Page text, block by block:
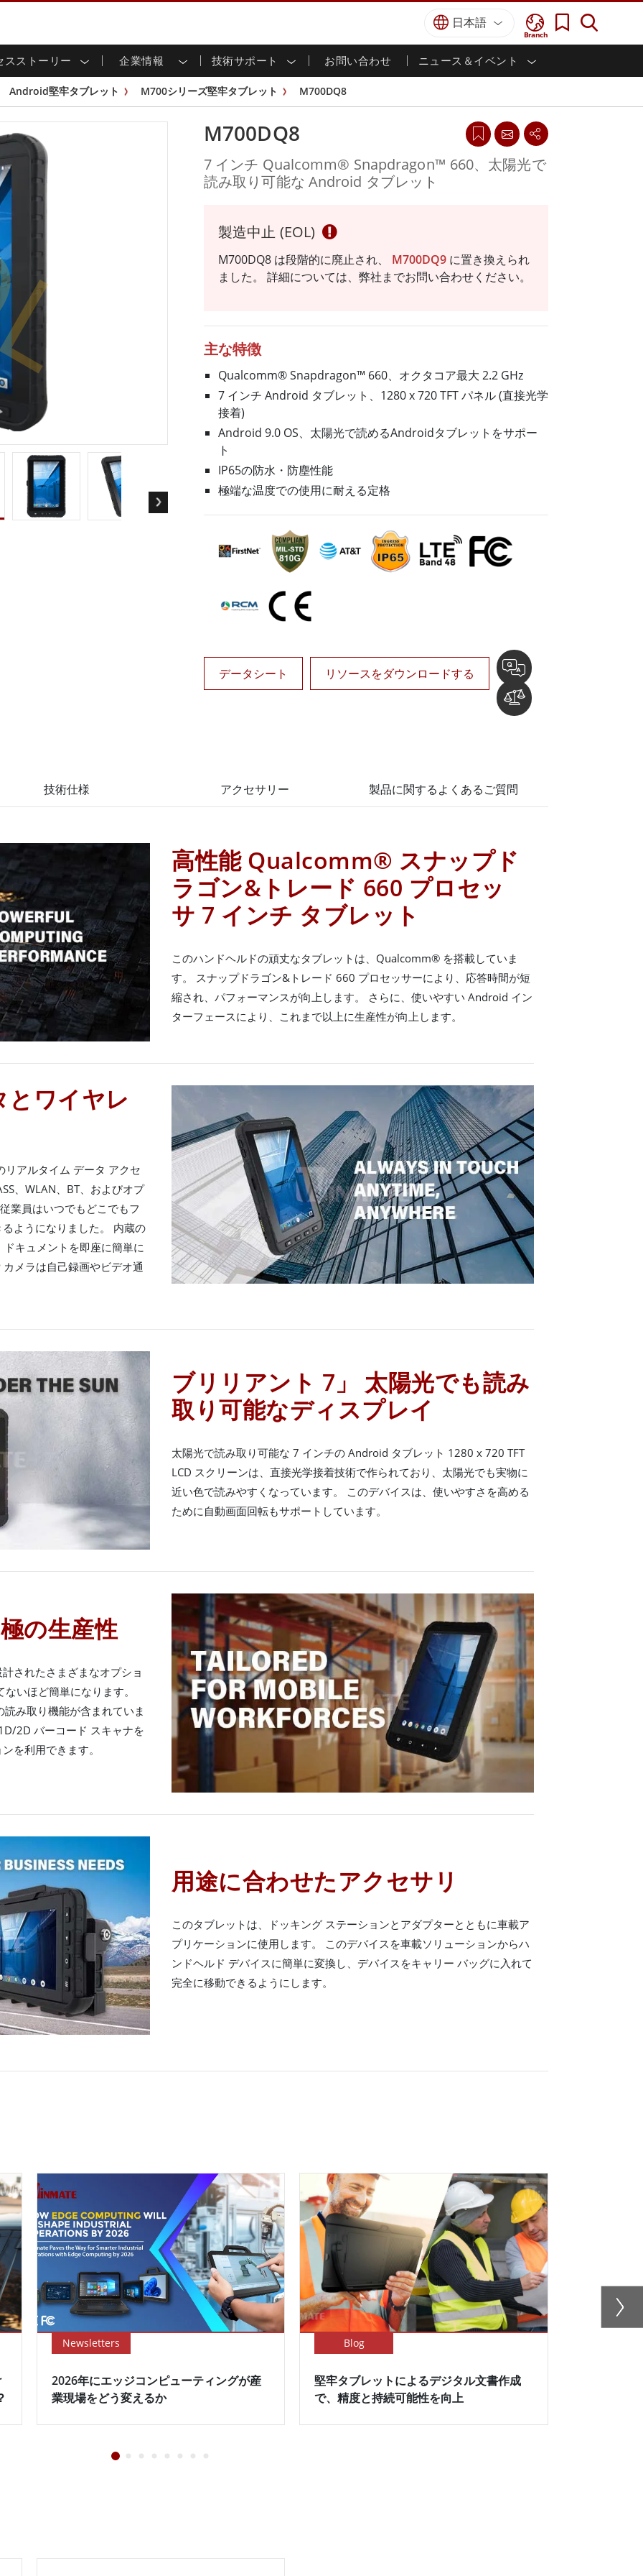
Branch
日本語
スストーリー 企業情報 技術サポート お問い合わせ ニュース＆イベント
ディスプレイ
ッチ (P-
フレーム
ウント
IP65
C
スシリー
屋外ディスプレイ
G-WINシリーズ /
産業用パネルPCおよびHMI
HMI (P-CAPタッチ)
産業用パネルPC (P-CAPタッチ)
産業用パネルPC (抵抗膜方式)
ステンレスシリーズ
G-WINシリーズ / IP67設計
ATEXグレード
エッジAIパネルPC
防衛頑丈なノートパソコン
防衛パネルPC
防衛ディスプレイ / NVIS ディスプレイ
防衛サーバー
みコンピューティング
PC / 防水頑丈なPC IP65
ウェイ
ートウェイ
ヘルスケアグレード
ヘルスケア堅牢タブレット
ヘルスケアディスプレイ
マリングレード
船舶用パネルPC
船舶用組込みコンピュータ
ガス、ATEXグレード
レード堅牢タブレット
定 堅牢型ハンドヘルドコンピュ
レード パネル PC
More
AI コンピュータ
エッジ AI モビリティ
エッジ AIパネルPC
エッジ AI コンピューティング
ステンレスパネルPC
ステンレスディスプレイ
エネルギー、化学、ATEX
食品 & 衛生産業
海洋
エッジコンピューティン
倉庫 & 物流
インフラ
インテリジェントロボットシス
テム
能エネルギー
業
スマート充電ステーション
情報 サステナビリティ
ロードセンター カスタマーサービスセンター
ル共有
スレター 製品仕様変更のお知らせ
チャンネル
バーチャル展示会
認証／コンプライアンス
Android堅牢タブレット M700シリーズ堅牢タブレット M700DQ8
M700DQ8
7 インチ Qualcomm® Snapdragon™ 660、太陽光で
読み取り可能な Android タブレット
製造中止 (EOL)
M700DQ8 は段階的に廃止され、 M700DQ9 に置き換えられ
ました。 詳細については、弊社までお問い合わせください。
主な特徴
Qualcomm® Snapdragon™ 660、オクタコア最大 2.2 GHz
7 インチ Android タブレット、1280 x 720 TFT パネル (直接光学
接着)
Android 9.0 OS、太陽光で読めるAndroidタブレットをサポー
ト
IP65の防水・防塵性能
極端な温度での使用に耐える定格
データシート リソースをダウンロードする
技術仕様 アクセサリー 製品に関するよくあるご質問
高性能 Qualcomm® スナップド
ラゴン&トレード 660 プロセッ
サ 7 インチ タブレット
このハンドヘルドの頑丈なタブレットは、Qualcomm® を搭載していま
す。 スナップドラゴン&トレード 660 プロセッサーにより、応答時間が短
縮され、パフォーマンスが向上します。 さらに、使いやすい Android イン
ターフェースにより、これまで以上に生産性が向上します。
ワイヤレ
アルタイム データ アクセ
、WLAN、BT、およびオプ
業員はいつでもどこでもフ
ようになりました。 内蔵の
キュメントを即座に簡単に
メラは自己録画やビデオ通
ブリリアント 7」 太陽光でも読み
取り可能なディスプレイ
太陽光で読み取り可能な 7 インチの Android タブレット 1280 x 720 TFT
LCD スクリーンは、直接光学接着技術で作られており、太陽光でも実物に
近い色で読みやすくなっています。 このデバイスは、使いやすさを高める
ために自動画面回転もサポートしています。
の生産性
されたさまざまなオプショ
いほど簡単になります。
み取り機能が含まれていま
2D バーコード スキャナを
を利用できます。
用途に合わせたアクセサリ
このタブレットは、ドッキング ステーションとアダプターとともに車載ア
プリケーションに使用します。 このデバイスを車載ソリューションからハ
ンドヘルド デバイスに簡単に変換し、デバイスをキャリー バッグに入れて
完全に移動できるようにします。
Newsletters
2026年にエッジコンピューティングが産
業現場をどう変えるか
Blog
堅牢タブレットによるデジタル文書作成
で、精度と持続可能性を向上